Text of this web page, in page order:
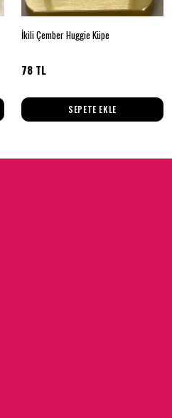
İkili Çember Huggie Küpe
78 TL
SEPETE EKLE